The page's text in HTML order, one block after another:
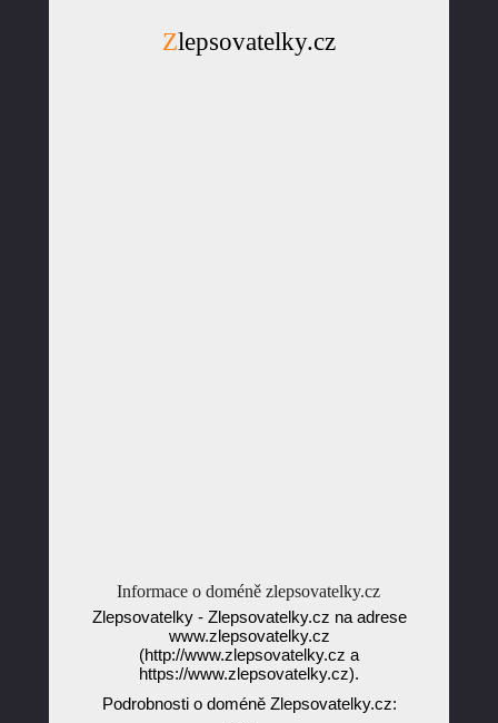
Zlepsovatelky.cz
Informace o doméně zlepsovatelky.cz
Zlepsovatelky - Zlepsovatelky.cz na adrese
www.zlepsovatelky.cz
(http://www.zlepsovatelky.cz a
https://www.zlepsovatelky.cz).
Podrobnosti o doméně Zlepsovatelky.cz: